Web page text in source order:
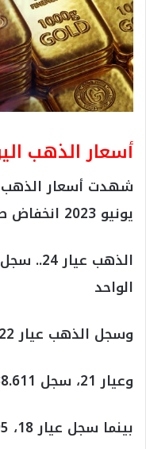
أسعار الذهب
يونيو 2023 انخفاض طفيف عن الايام السابقة
الواحد
وسجل الذهب عيار 22، 40.450 دينار أردني
وعيار 21، سجل 38.611 دينار أردني
بينما سجل عيار 18، 33.095دينار أردني